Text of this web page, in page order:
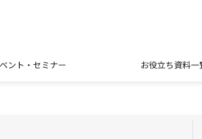
ント・セミナー お役立ち資料一